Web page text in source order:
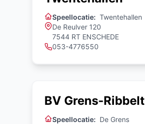
Speellocatie: Twentehallen
De Reulver 120
7544 RT ENSCHEDE
053-4776550
BV Grens-Ribbelt
Speellocatie: De Grens